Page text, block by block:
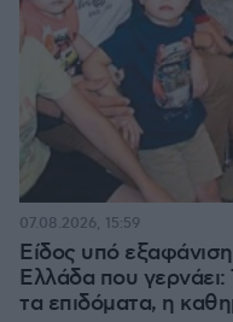
Είδος υπό
Ελλάδα που
τα επιδόματα, η
07.08.2026, 15:59